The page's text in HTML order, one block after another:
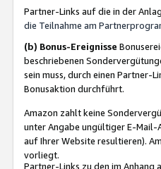
Partner-Links auf die in der
die Teilnahme am
(b) Bonus-Ereignisse
beschriebenen
sein muss, durch einen Partner-
Bonusaktion durchführt.
Amazon zahlt keine
unter Angabe ungültiger E-Mail-
auf Ihrer Website resultieren).
vorliegt.
Partner-Links zu den im Anhang